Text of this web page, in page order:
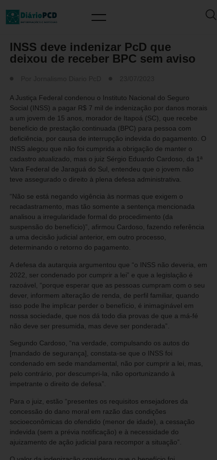
INSS deve indenizar PcD que
deixou de receber BPC sem aviso
A Justiça Federal condenou o Instituto Nacional do Seguro
Social (INSS) a pagar R$ 7 mil de indenização por danos morais
a um jovem de 15 anos, morador de Itapoá (SC), que recebe
benefício de prestação continuada (BPC) para pessoa com
deficiência, por causa de interrupção indevida do pagamento. O
INSS alegou que não foi cumprida a obrigação de manter o
cadastro atualizado, mas o juiz Sérgio Eduardo Cardoso, da 1ª
Vara Federal de Jaraguá do Sul, entendeu que o jovem não
teve assegurado o direito à plena defesa administrativa.
“Não se está negando vigência às normas que exigem o
recadastramento, mas tão somente a sentença mencionada
analisou a irregularidade formal do procedimento (da
suspensão do benefício)”, afirmou Cardoso, fazendo referência
a uma decisão judicial anterior, em outro processo,
determinando o retorno do pagamento.
A defesa da autarquia argumentou que “o INSS não deveria, em
2022, ser condenado por cumprir a lei” e que a legislação é
razoável, “porque esperar que as pessoas cumpram com o seu
dever, informem alteração de renda, de perfil familiar, quando
isso pode lhe implicar perder o benefício, é inimaginável em
nossa sociedade, que nos dá todo dia provas de que a má-fé
não deve ser presumida, mas deve ser ponderada”.
Segundo Cardoso, “na verdade, compulsando os autos do
[mandado de segurança], constata-se que o INSS foi
condenado em sede mandamental, não por cumprir a lei, mas,
pelo contrário, por descumpri-la, não oportunizando à
impetrante o direito de defesa”.
Para o juiz, estão “presentes os requisitos ensejadores da
concessão do dano moral em razão das condições
socioeconômicas do ofendido (menor de idade), a cessação
indevida (sem a prévia notificação) e à necessidade do
ajuizamento de ação judicial para recompor a situação”.